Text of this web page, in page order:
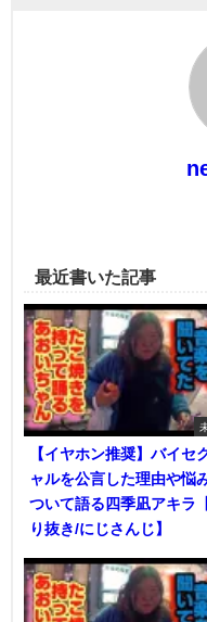
最近書いた記事
【イヤホン推奨】バイセ
ャルを公言した理由や悩
ついて語る四季凪アキラ
り抜き/にじさんじ】